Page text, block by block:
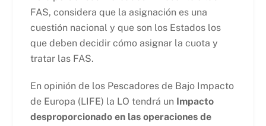
FAS, considera que la asignación es una
cuestión nacional y que son los Estados los
que deben decidir cómo asignar la cuota y
tratar las FAS.
En opinión de los Pescadores de Bajo Impacto
de Europa (LIFE) la LO tendrá un Impacto
desproporcionado en las operaciones de